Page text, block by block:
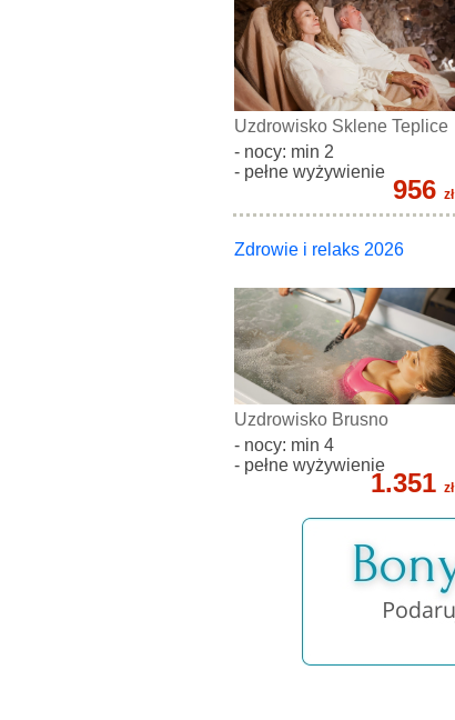
Uzdrowisko Sklene Teplice
- nocy: min 2
- pełne wyżywienie
956 zł
Zdrowie i relaks 2026
Uzdrowisko Brusno
- nocy: min 4
- pełne wyżywienie
1.351 zł